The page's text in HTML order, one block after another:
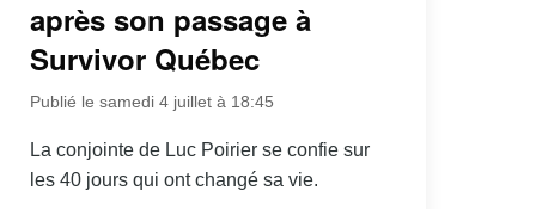
après son passage à
Survivor Québec
Publié le samedi 4 juillet à 18:45
La conjointe de Luc Poirier se confie sur
les 40 jours qui ont changé sa vie.